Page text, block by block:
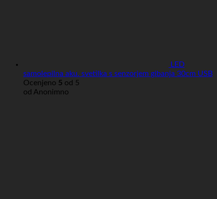
LED
samolepilna aku. svetilka s senzorjem gibanja 30cm USB
Ocenjeno 5 od 5
od Anonimno